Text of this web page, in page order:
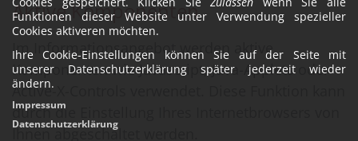
Funktionen dieser Website unter Verwendung spezieller
Cookies aktiveren möchten.
Ihre Cookie-Einstellungen können Sie auf der Seite mit
unserer Datenschutzerklärung später jederzeit wieder
ändern.
Impressum
Datenschutzerklärung
Aktive Komponenten
Im Informationsangebot werden aktive
Komponenten wie Javascript, Java-Applets oder
Active-X-Controls verwendet. Diese Funktion kann
durch die Einstellung Ihres Internetbrowsers von
Ihnen abgeschaltet werden.